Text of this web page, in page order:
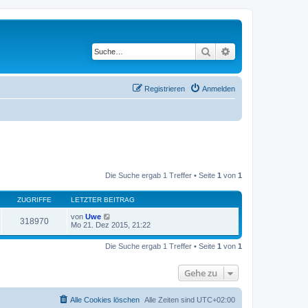
Suche
Anmelden
Registrieren
Die Suche ergab 1 Treffer • Seite 1 von 1
ZUGRIFFE LETZTER BEITRAG
318970 von Uwe
Mo 21. Dez 2015, 21:22
Die Suche ergab 1 Treffer • Seite 1 von 1
Gehe zu
Alle Zeiten sind UTC+02:00
Alle Cookies löschen